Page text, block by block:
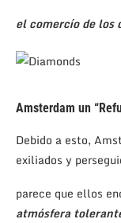
el comercío de los
Amsterdam un
Debido a esto,
exiliados y
parece que ellos
atmósfera